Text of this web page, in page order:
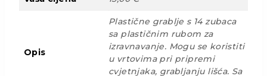
Opis
Plastične grablje s 14 zubaca
sa plastičnim rubom za
izravnavanje. Mogu se koristiti
u vrtovima pri pripremi
cvjetnjaka, grabljanju lišća. Sa